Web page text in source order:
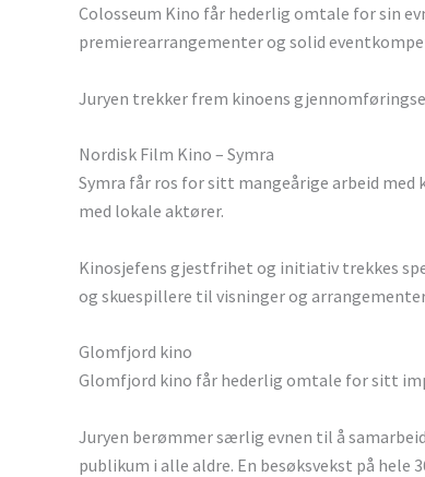
Colosseum Kino får hederlig omtale for sin
premierearrangementer og solid
Juryen trekker frem kinoens
Nordisk Film Kino – Symra
Symra får ros for sitt mangeårige arbeid
med lokale aktører.
Kinosjefens gjestfrihet og initiativ trekkes
og skuespillere til visninger og
Glomfjord kino
Glomfjord kino får hederlig omtale for sitt
Juryen berømmer særlig evnen til å
publikum i alle aldre. En besøksvekst på